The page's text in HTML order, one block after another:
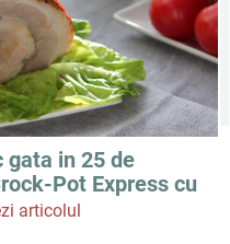
gata in 25 de
Pot Express cu
Sweets
articolul